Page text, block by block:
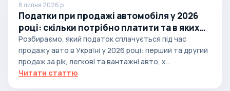
8 липня 2026 р.
Податки при продажі автомобіля у 2026
році: скільки потрібно платити та в яких
випадках
Розбираємо, який податок сплачується під час
продажу авто в Україні у 2026 році: перший та другий
продаж за рік, легкові та вантажні авто, х...
Читати статтю